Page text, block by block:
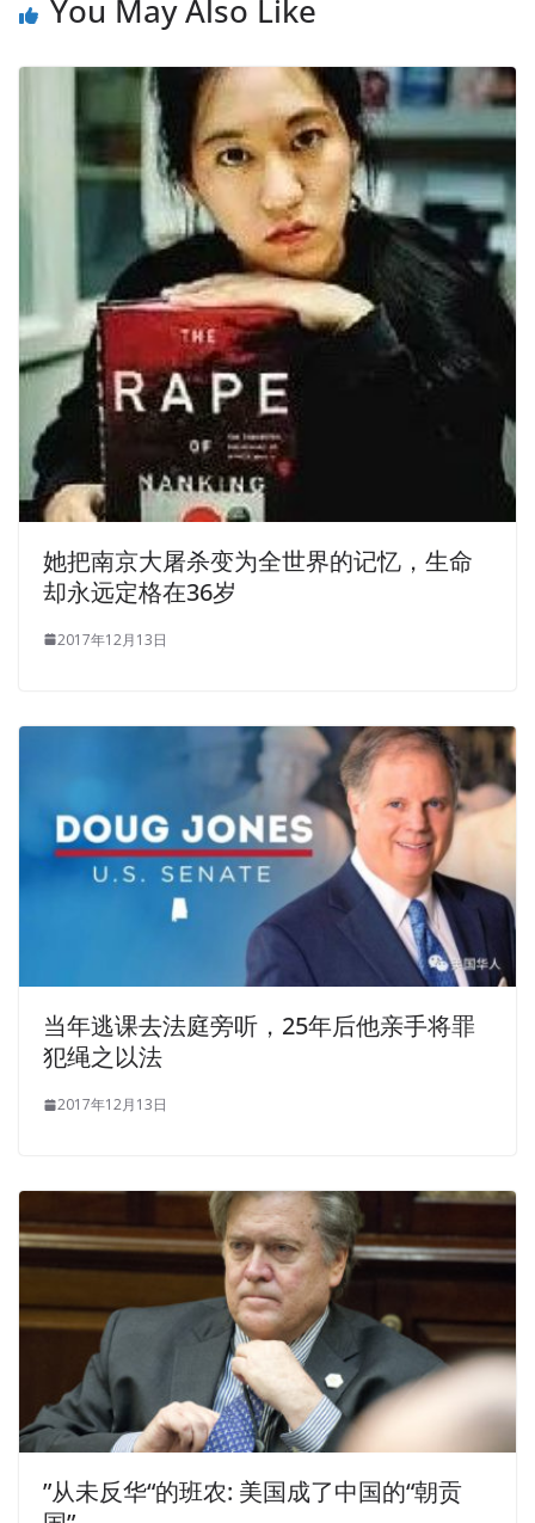
You May Also Like
她把南京大屠杀变为全世界的记忆，生命
却永远定格在36岁
2017年12月13日
当年逃课去法庭旁听，25年后他亲手将罪
犯绳之以法
2017年12月13日
”从未反华“的班农: 美国成了中国的“朝贡